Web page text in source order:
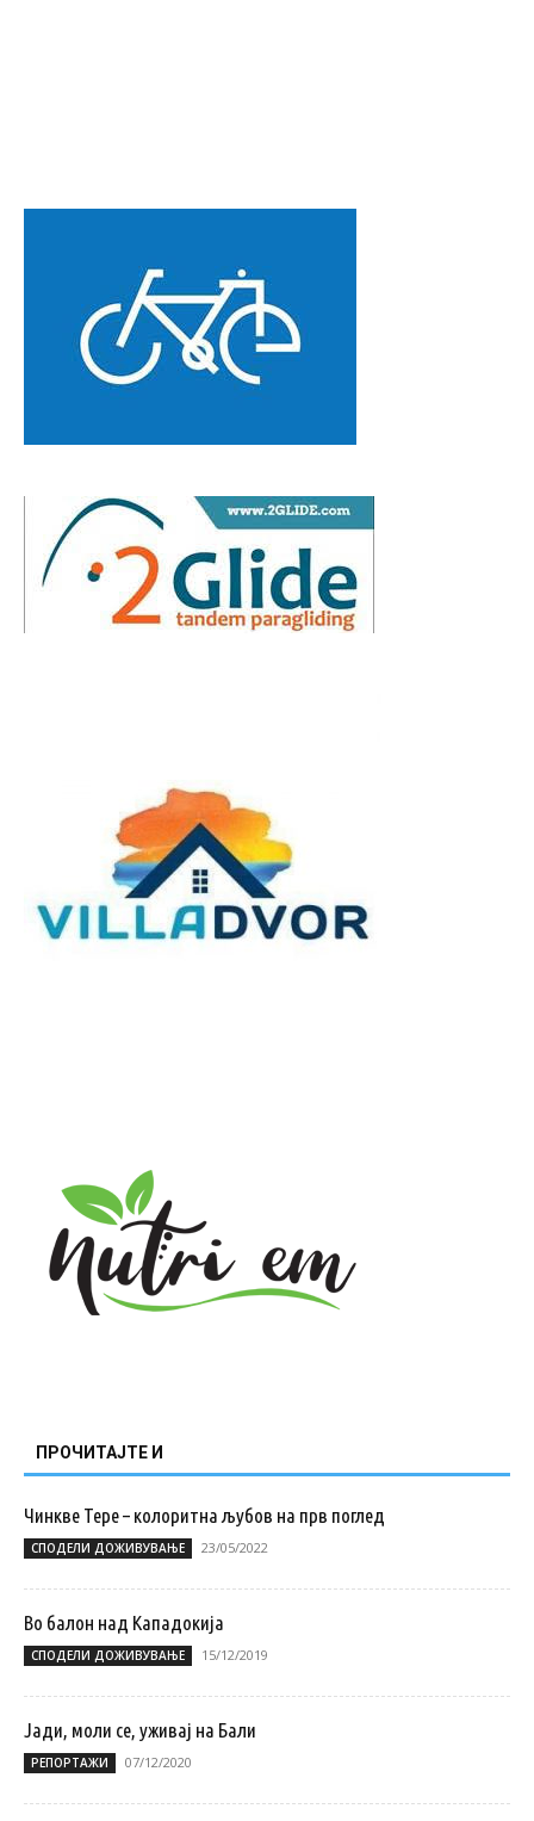
ПРОЧИТАЈТЕ И
Чинкве Тере – колоритна љубов на прв поглед
СПОДЕЛИ ДОЖИВУВАЊЕ 23/05/2022
Во балон над Кападокија
СПОДЕЛИ ДОЖИВУВАЊЕ 15/12/2019
Јади, моли се, уживај на Бали
РЕПОРТАЖИ 07/12/2020